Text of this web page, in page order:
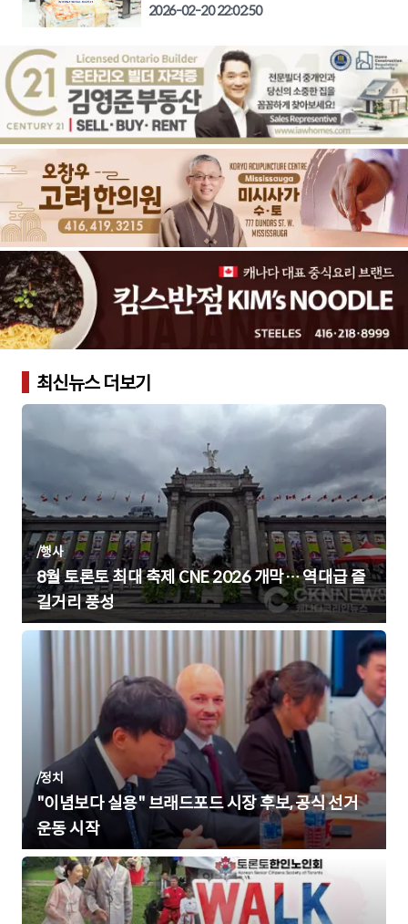
2026-02-20 22:02:50
최신뉴스 더보기
/행사
8월 토론토 최대 축제 CNE 2026 개막… 역대급 즐
길거리 풍성
/정치
"이념보다 실용" 브래드포드 시장 후보, 공식 선거
운동 시작